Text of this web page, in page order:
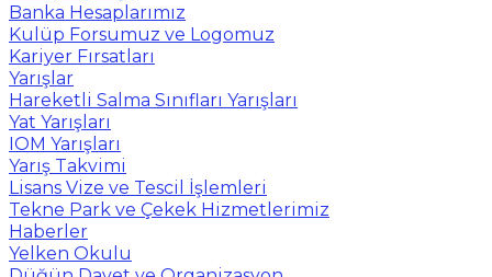
Banka Hesaplarımız
Kulüp Forsumuz ve Logomuz
Kariyer Fırsatları
Yarışlar
Hareketli Salma Sınıfları Yarışları
Yat Yarışları
IOM Yarışları
Yarış Takvimi
Lisans Vize ve Tescil İşlemleri
Tekne Park ve Çekek Hizmetlerimiz
Haberler
Yelken Okulu